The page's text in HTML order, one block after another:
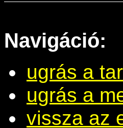
Navigáció:
ugrás a
ugrás a
vissza az